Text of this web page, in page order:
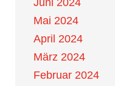
Mai 2024
April 2024
März 2024
Februar 2024